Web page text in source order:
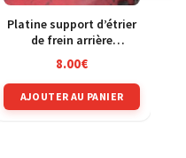
Platine support d’étrier
de frein arrière
Kawasaki 500 GPZ
ex500d 94-03
8.00€
AJOUTER AU PANIER